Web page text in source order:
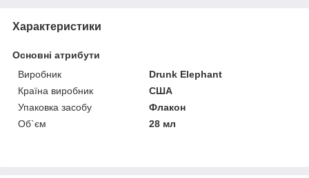
Характеристики
Основні атрибути
Виробник
Drunk Elephant
Країна виробник
США
Упаковка засобу
Флакон
Об`єм
28 мл